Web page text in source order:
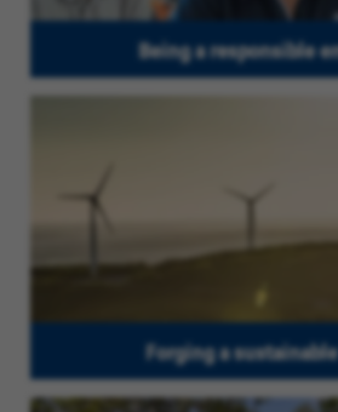
Being a responsible
Forging a